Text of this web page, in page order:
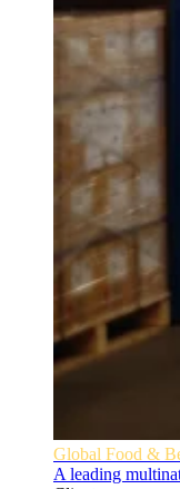
Global Food &
A leading